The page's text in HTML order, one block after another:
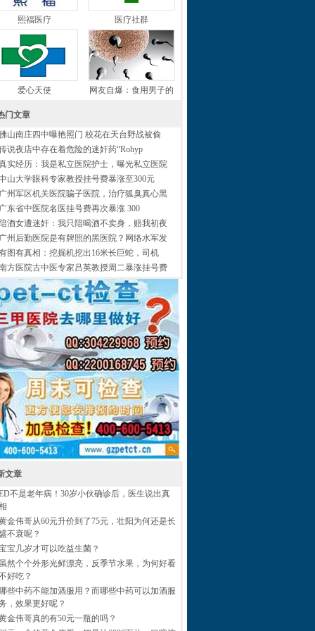
熙福医疗 医疗社群
爱心天使 网友自爆：食用男子的
门文章
山南庄四中曝艳照门 校花在天台野战被偷
说夜店中存在着危险的迷奸药“Rohyp
实经历：我是私立医院护士，曝光私立医院
山大学眼科专家教授挂号费暴涨至300元
州军区机关医院骗子医院，治疗狐臭真心黑
东省中医院名医挂号费再次暴涨 300
酒女遭迷奸：我只陪喝酒不卖身，赔我初夜
州后勤医院是有牌照的黑医院？网络水军发
图有真相：挖掘机挖出16米长巨蛇，司机
方医院古中医专家吕英教授周二暴涨挂号费
文章
不是老年病！30岁小伙确诊后，医生说出真
金伟哥从60元升价到了75元，壮阳为何还是长
不衰呢？
宝几岁才可以吃益生菌？
然个个外形光鲜漂亮，反季节水果，为何好看
好吃？
些中药不能加酒服用？而哪些中药可以加酒服
，效果更好呢？
金伟哥真的有50元一瓶的吗？